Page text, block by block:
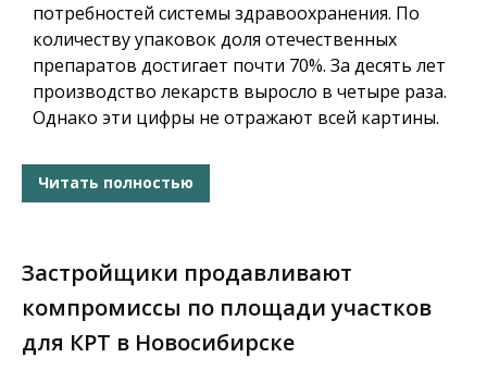
потребностей системы здравоохранения. По
количеству упаковок доля отечественных
препаратов достигает почти 70%. За десять лет
производство лекарств выросло в четыре раза.
Однако эти цифры не отражают всей картины.
Читать полностью
Застройщики продавливают
компромиссы по площади участков
для КРТ в Новосибирске